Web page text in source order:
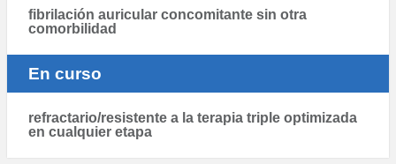
fibrilación auricular concomitante sin otra
comorbilidad
En curso
refractario/resistente a la terapia triple optimizada
en cualquier etapa